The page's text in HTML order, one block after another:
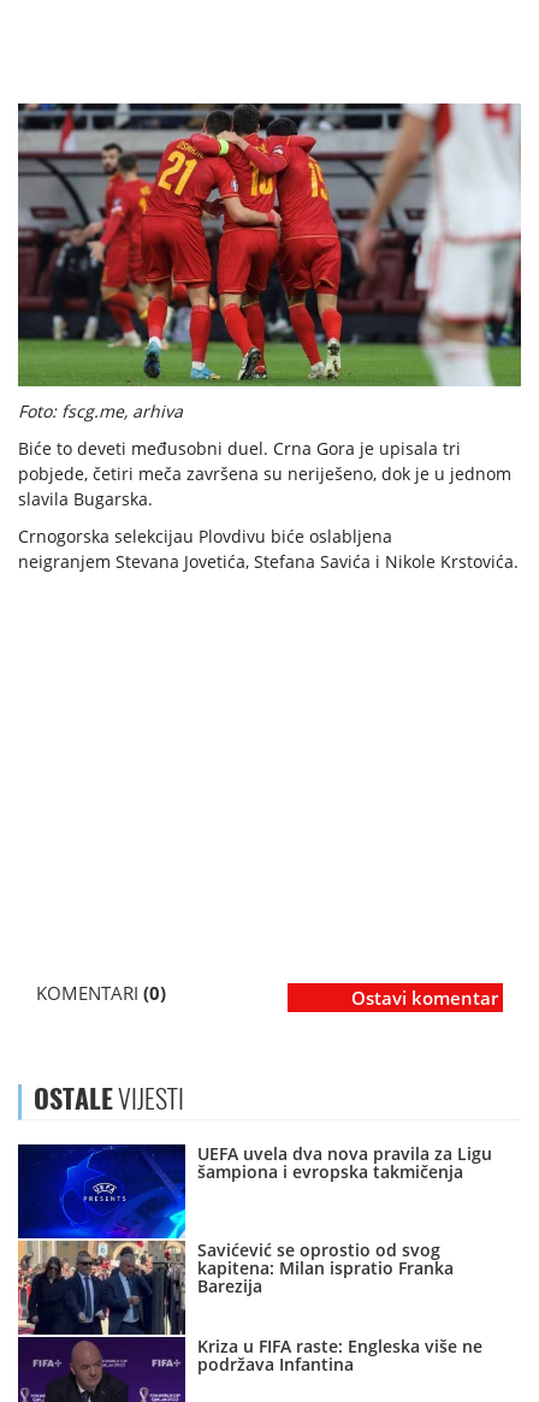
Foto: fscg.me, arhiva
Biće to deveti međusobni duel. Crna Gora je upisala tri
pobjede, četiri meča završena su neriješeno, dok je u jednom
slavila Bugarska.
Crnogorska selekcijau Plovdivu biće oslabljena
neigranjem Stevana Jovetića, Stefana Savića i Nikole Krstovića.
KOMENTARI (0) Ostavi komentar
OSTALEVIJESTI
UEFA uvela dva nova pravila za Ligu
šampiona i evropska takmičenja
Savićević se oprostio od svog
kapitena: Milan ispratio Franka
Barezija
Kriza u FIFA raste: Engleska više ne
podržava Infantina